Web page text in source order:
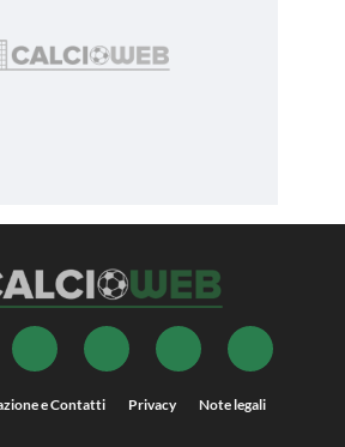
e Contatti Privacy Note legali